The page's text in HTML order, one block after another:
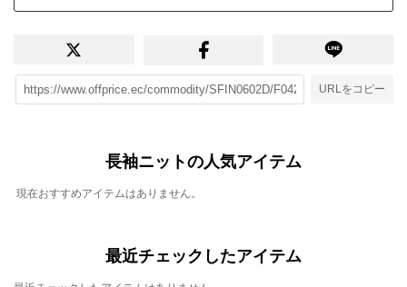
URLをコピー
長袖ニットの人気アイテム
現在おすすめアイテムはありません。
最近チェックしたアイテム